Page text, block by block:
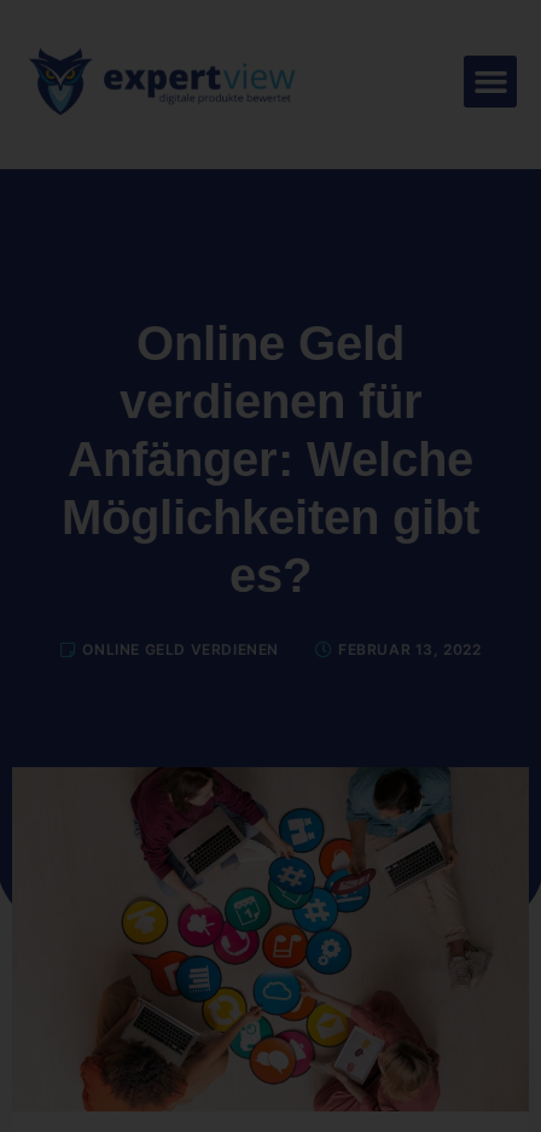
Online Geld
verdienen für
Anfänger: Welche
Möglichkeiten gibt
es?
ONLINE GELD VERDIENEN FEBRUAR 13, 2022